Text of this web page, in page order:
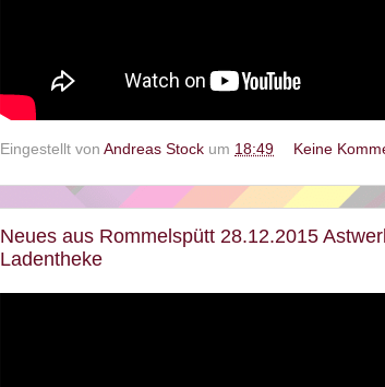
Eingestellt von Andreas Stock um 18:49 Keine
Neues aus Rommelspütt 28.12.2015
Ladentheke